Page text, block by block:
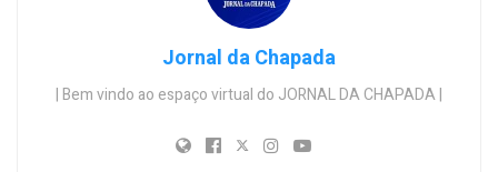
Jornal da Chapada
| Bem vindo ao espaço virtual do JORNAL DA CHAPADA |